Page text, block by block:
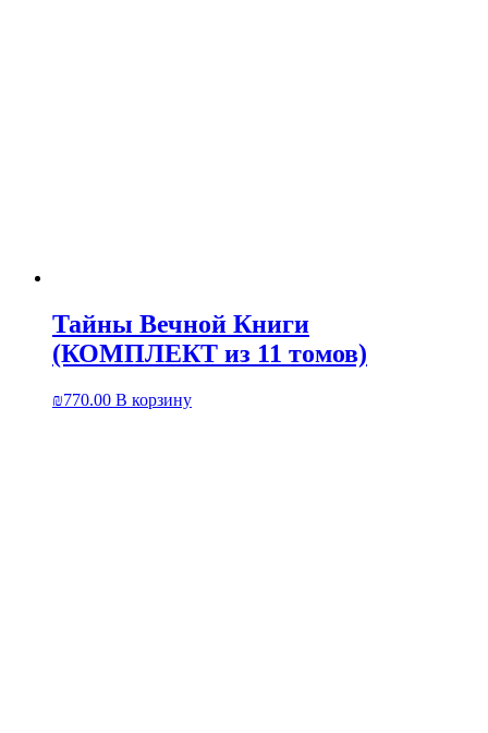
Тайны Вечной Книги
(КОМПЛЕКТ из 11 томов)
₪770.00 В корзину